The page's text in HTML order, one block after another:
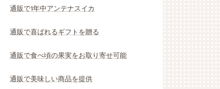
通販で1年中アンテナスイカ
通販で喜ばれるギフトを贈る
通販で食べ頃の果実をお取り寄せ可能
通販で美味しい商品を提供